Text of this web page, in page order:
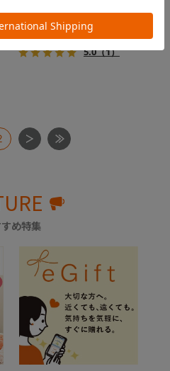
イル２』 登場！耐荷重30kg
で、しかも1秒・自動収納機能
搭載！！
￥69,300
5.0（1）
め特集